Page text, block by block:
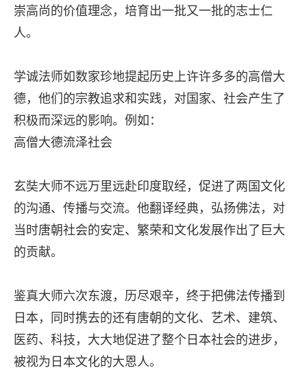
崇高尚的价值理念，培育出一批又一批的志士仁
人。
学诚法师如数家珍地提起历史上许许多多的高僧大
德，他们的宗教追求和实践，对国家、社会产生了
积极而深远的影响。例如：
高僧大德流泽社会
玄奘大师不远万里远赴印度取经，促进了两国文化
的沟通、传播与交流。他翻译经典，弘扬佛法，对
当时唐朝社会的安定、繁荣和文化发展作出了巨大
的贡献。
鉴真大师六次东渡，历尽艰辛，终于把佛法传播到
日本，同时携去的还有唐朝的文化、艺术、建筑、
医药、科技，大大地促进了整个日本社会的进步，
被视为日本文化的大恩人。